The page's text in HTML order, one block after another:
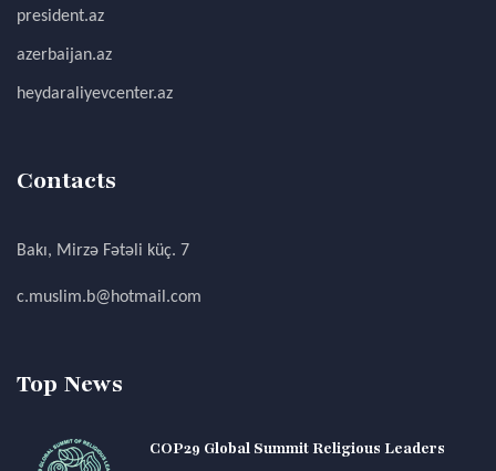
president.az
azerbaijan.az
heydaraliyevcenter.az
Contacts
Bakı, Mirzə Fətəli küç. 7
c.muslim.b@hotmail.com
Top News
COP29 Global Summit Religious Leaders